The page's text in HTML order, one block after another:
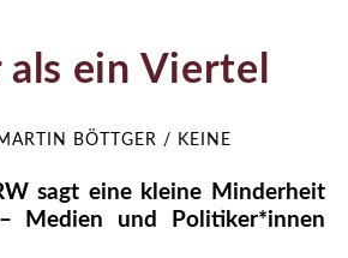
ein Viertel
BÖTTGER / KEINE
sagt eine kleine Minderheit
Medien und Politiker*innen